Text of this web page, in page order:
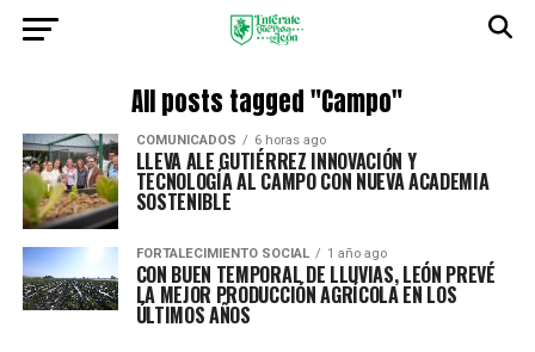
All posts tagged "Campo"
COMUNICADOS 6 horas ago
LLEVA ALE GUTIÉRREZ INNOVACIÓN Y
TECNOLOGÍA AL CAMPO CON NUEVA ACADEMIA
SOSTENIBLE
FORTALECIMIENTO SOCIAL 1 año ago
CON BUEN TEMPORAL DE LLUVIAS, LEÓN PREVÉ
LA MEJOR PRODUCCIÓN AGRÍCOLA EN LOS
ÚLTIMOS AÑOS